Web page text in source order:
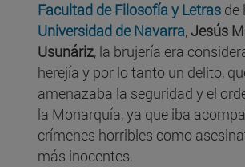
Facultad de Filosofía y Letras de
Universidad de Navarra,Jesús
Usunáriz, la brujería era
herejía y por lo tanto un delito,
amenazaba la seguridad y el
la Monarquía, ya que iba
crímenes horribles como
más inocentes.